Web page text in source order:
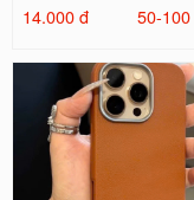
14.000 đ
50-100